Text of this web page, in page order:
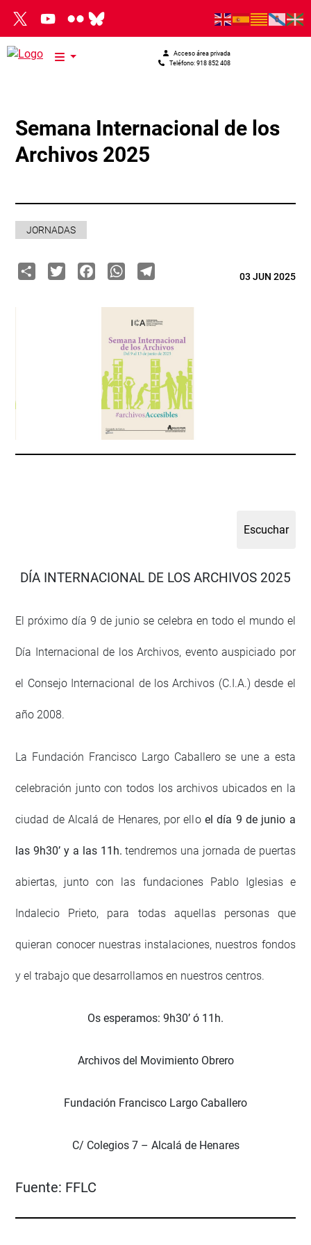
Teléfono: 918 852 408
Acceso área privada
Semana Internacional de los
Archivos 2025
JORNADAS
ShareTwitterFacebook
WhatsApp
Telegram03 JUN 2025
DÍA INTERNACIONAL DE LOS ARCHIVOS 2025
El próximo día 9 de junio se celebra en todo el mundo el
Día Internacional de los Archivos, evento auspiciado por
el Consejo Internacional de los Archivos (C.I.A.) desde el
año 2008.
La Fundación Francisco Largo Caballero se une a esta
celebración junto con todos los archivos ubicados en la
ciudad de Alcalá de Henares, por ello el día 9 de junio a
las 9h30’ y a las 11h.tendremos una jornada de puertas
abiertas, junto con las fundaciones Pablo Iglesias e
Indalecio Prieto, para todas aquellas personas que
quieran conocer nuestras instalaciones, nuestros fondos
y el trabajo que desarrollamos en nuestros centros.
Os esperamos: 9h30’ ó 11h.
Archivos del Movimiento Obrero
Fundación Francisco Largo Caballero
C/ Colegios 7 – Alcalá de Henares
Fuente: FFLC